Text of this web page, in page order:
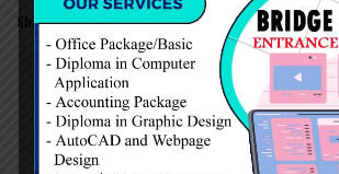
Share this:
Twitter Facebook